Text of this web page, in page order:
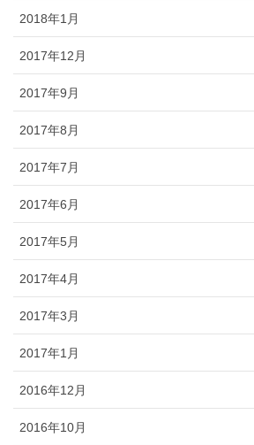
2018年1月
2017年12月
2017年9月
2017年8月
2017年7月
2017年6月
2017年5月
2017年4月
2017年3月
2017年1月
2016年12月
2016年10月